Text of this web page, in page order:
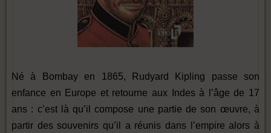
Né à Bombay en 1865, Rudyard Kipling passe son
enfance en Europe et retourne aux Indes à l’âge de 17
ans : c’est là qu’il compose une partie de son œuvre, à
partir des souvenirs qu’il a réunis dans l’empire alors à